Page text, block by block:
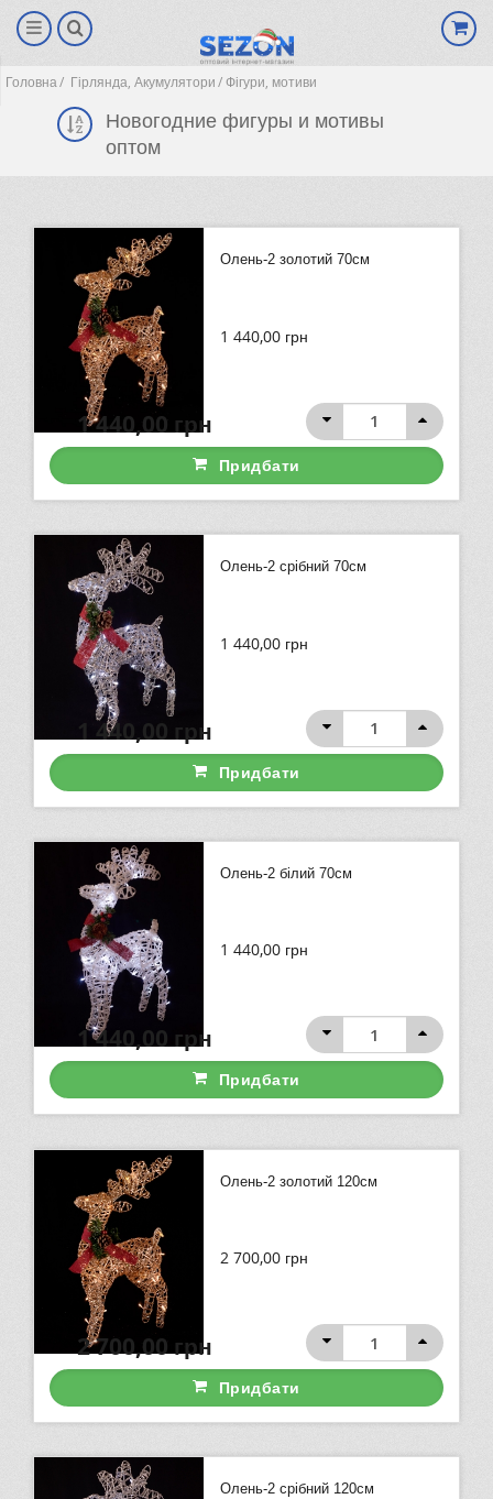
Головна Гірлянда, Акумулятори Фігури, мотиви
Новогодние фигуры и мотивы
оптом
Олень-2 золотий 70см
1 440,00 грн
1 440,00грн
Придбати
Олень-2 срібний 70см
1 440,00 грн
1 440,00грн
Придбати
Олень-2 білий 70см
1 440,00 грн
1 440,00грн
Придбати
Олень-2 золотий 120см
2 700,00 грн
2 700,00грн
Придбати
Олень-2 срібний 120см